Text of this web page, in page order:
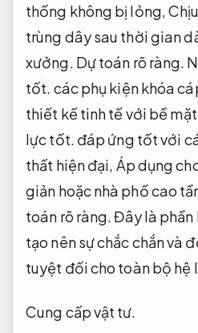
thống không bị lỏng,
trùng dây sau thời gian
xưởng. Dự toán rõ ràng.
tốt. các phụ kiện khóa
thiết kế tinh tế với bề
lực tốt. đáp ứng tốt với
thất hiện đại, Áp dụng
giản hoặc nhà phố cao
toán rõ ràng.Đây là phần
tạo nên sự chắc chắn và
tuyệt đối cho toàn bộ hệ
Cung cấp vật tư.